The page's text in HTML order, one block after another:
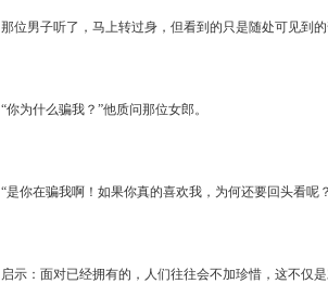
那位男子听了，马上转过身，但看到的只是随处可见到的
“你为什么骗我？”他质问那位女郎。
“是你在骗我啊！如果你真的喜欢我，为何还要回头看呢
启示：面对已经拥有的，人们往往会不加珍惜，这不仅